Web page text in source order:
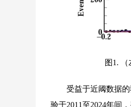
图1.
受益于近阈数据的
验于2011至2024年间